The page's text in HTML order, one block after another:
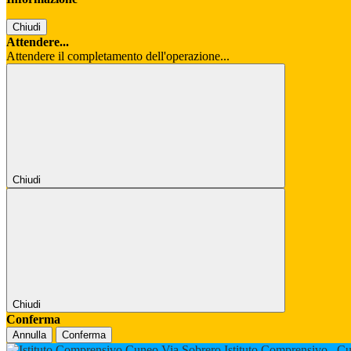
Chiudi
Attendere...
Attendere il completamento dell'operazione...
Chiudi
Chiudi
Conferma
Annulla Conferma